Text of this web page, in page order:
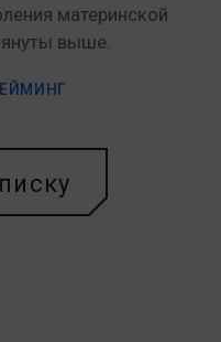
материнской
выше.